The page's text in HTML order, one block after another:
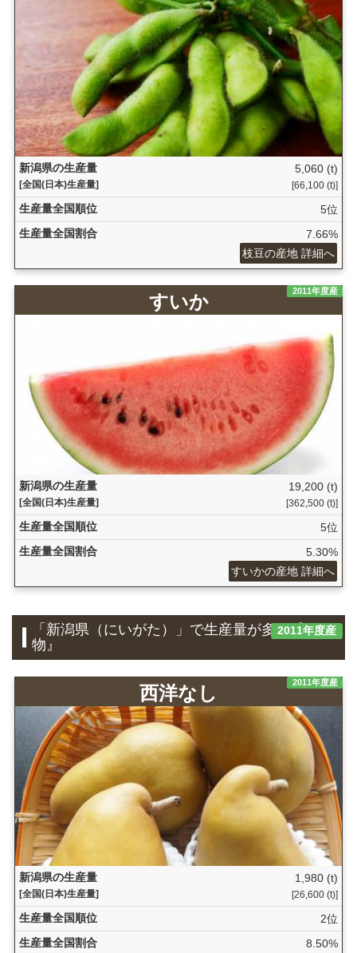
新潟県の生産量
[全国(日本)生産量]
5,060 (t)
[66,100 (t)]
生産量全国順位
5位
生産量全国割合
7.66%
枝豆の産地 詳細へ
2011年度産
すいか
新潟県の生産量
[全国(日本)生産量]
19,200 (t)
[362,500 (t)]
生産量全国順位
5位
生産量全国割合
5.30%
すいかの産地 詳細へ
2011年度産
「新潟県（にいがた）」で生産量が多い『果
物』
2011年度産
西洋なし
新潟県の生産量
[全国(日本)生産量]
1,980 (t)
[26,600 (t)]
生産量全国順位
2位
生産量全国割合
8.50%